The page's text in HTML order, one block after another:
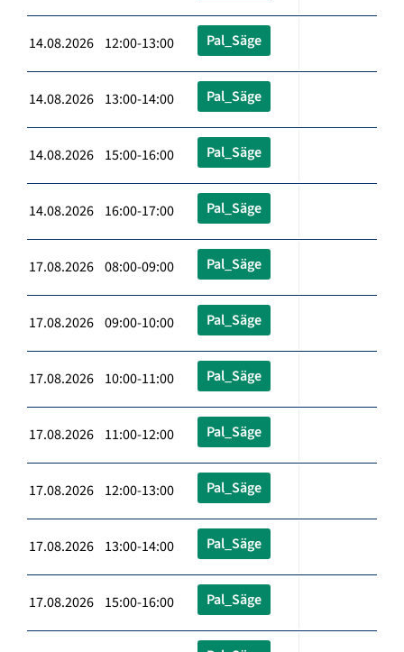
14.08.2026 12:00-13:00 Pal_Säge
14.08.2026 13:00-14:00 Pal_Säge
14.08.2026 15:00-16:00 Pal_Säge
14.08.2026 16:00-17:00 Pal_Säge
17.08.2026 08:00-09:00 Pal_Säge
17.08.2026 09:00-10:00 Pal_Säge
17.08.2026 10:00-11:00 Pal_Säge
17.08.2026 11:00-12:00 Pal_Säge
17.08.2026 12:00-13:00 Pal_Säge
17.08.2026 13:00-14:00 Pal_Säge
17.08.2026 15:00-16:00 Pal_Säge